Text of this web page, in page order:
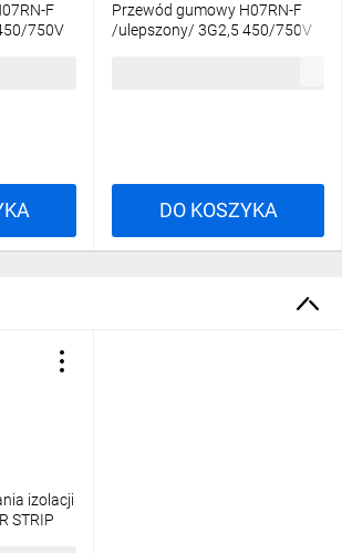
F
750V
Przewód gumowy H07RN-F
/ulepszony/ 3G2,5 450/750V
DO KOSZYKA
izolacji
STRIP